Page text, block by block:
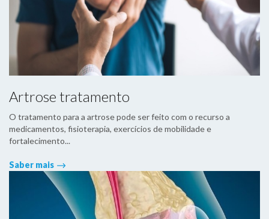
Artrose tratamento
O tratamento para a artrose pode ser feito com o recurso a
medicamentos, fisioterapia, exercícios de mobilidade e
fortalecimento...
Saber mais